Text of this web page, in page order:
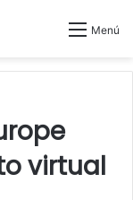
Menú
virtual